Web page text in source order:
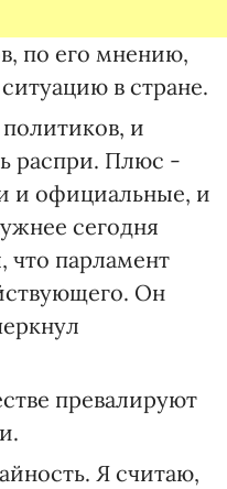
по его мнению,
в стране.
и
распри. Плюс -
и официальные, и
сегодня
что парламент
Он
превалируют
Я считаю,